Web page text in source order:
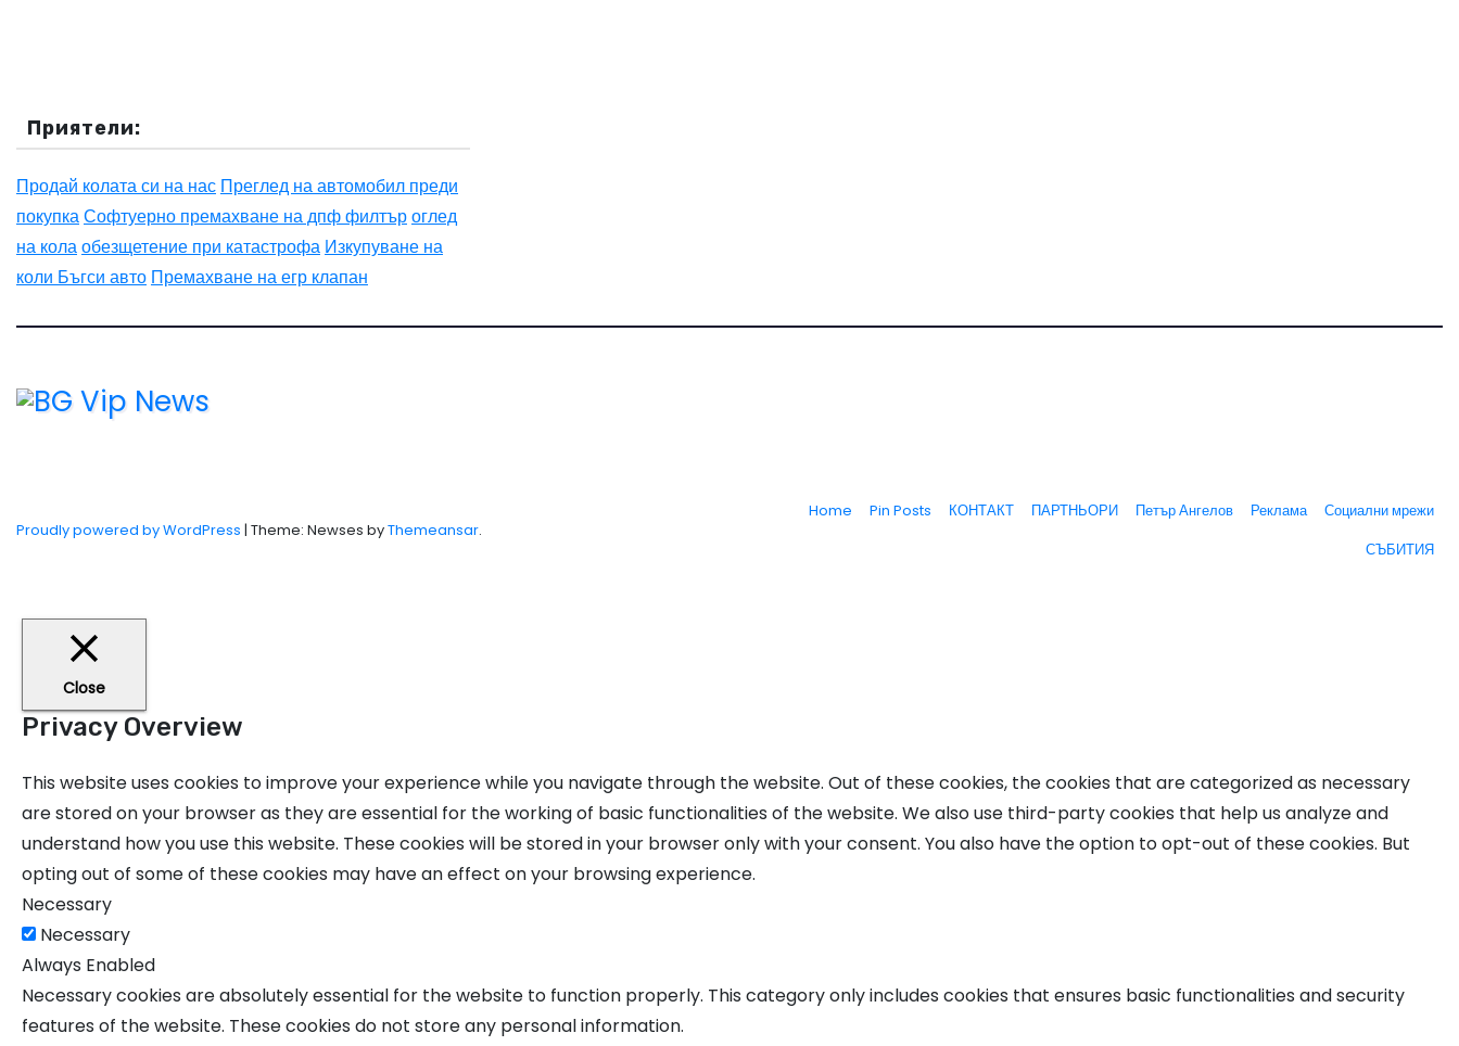
Приятели:
Продай колата си на нас Преглед на автомобил преди
покупкаСофтуерно премахване на дпф филтъроглед
на колаобезщетение при катастрофа Изкупуване на
коли Бъгси авто Премахване на егр клапан
Proudly powered by WordPress | Theme: Newses byThemeansar.
Home Pin Posts КОНТАКТ ПАРТНЬОРИ Петър Ангелов Реклама
Социални мрежи
СЪБИТИЯ
Close
Privacy Overview
This website uses cookies to improve your experience while you navigate through the website. Out of these cookies, the cookies that are categorized as necessary
are stored on your browser as they are essential for the working of basic functionalities of the website. We also use third-party cookies that help us analyze and
understand how you use this website. These cookies will be stored in your browser only with your consent. You also have the option to opt-out of these cookies. But
opting out of some of these cookies may have an effect on your browsing experience.
Necessary
Necessary
Always Enabled
Necessary cookies are absolutely essential for the website to function properly. This category only includes cookies that ensures basic functionalities and security
features of the website. These cookies do not store any personal information.